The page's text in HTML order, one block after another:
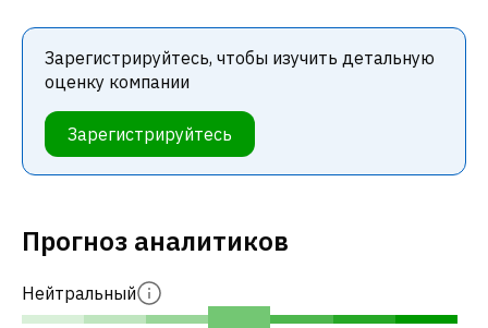
Зарегистрируйтесь, чтобы изучить детальную
оценку компании
Зарегистрируйтесь
Прогноз аналитиков
Нейтральный